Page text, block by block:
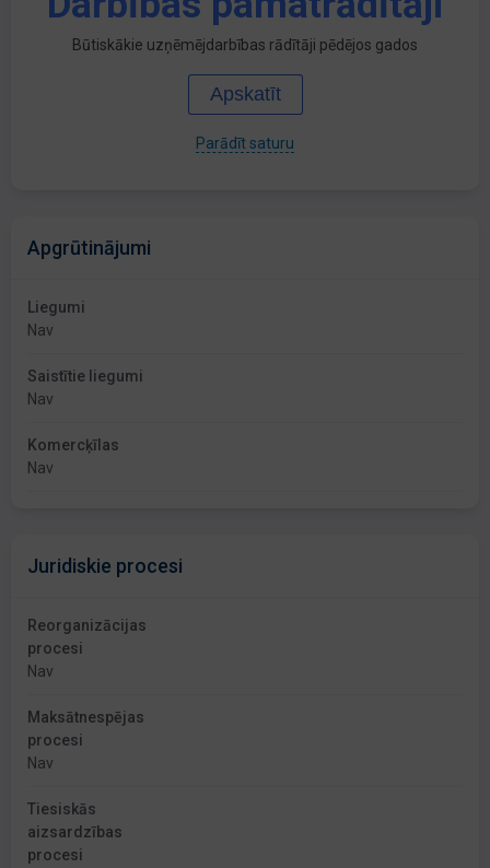
Būtiskākie uzņēmējdarbības rādītāji pēdējos gados
Apskatīt
Parādīt saturu
Apgrūtinājumi
Liegumi
Nav
Saistītie liegumi
Nav
Komercķīlas
Nav
Juridiskie procesi
Reorganizācijas
procesi
Nav
Maksātnespējas
procesi
Nav
Tiesiskās
aizsardzības
procesi